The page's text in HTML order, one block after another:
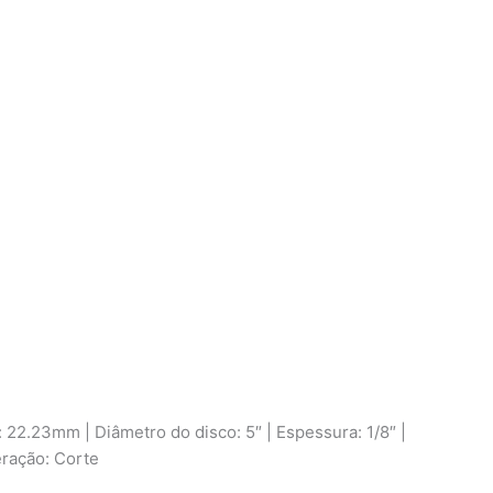
| Diâmetro do disco: 5″ | Espessura: 1/8″ |
Corte